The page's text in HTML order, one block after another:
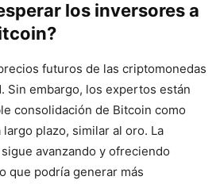
los inversores a
futuros de las criptomonedas
Sin embargo, los expertos están
consolidación de Bitcoin como
plazo, similar al oro. La
avanzando y ofreciendo
que podría generar más